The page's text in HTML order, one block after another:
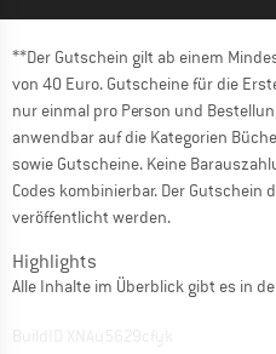
**Der Gutschein gilt ab einem
von 40 Euro. Gutscheine für die
nur einmal pro Person und
anwendbar auf die Kategorien
sowie Gutscheine. Keine
Codes kombinierbar. Der Gutschein
veröffentlicht werden.
Highlights
Alle Inhalte im Überblick gibt es in